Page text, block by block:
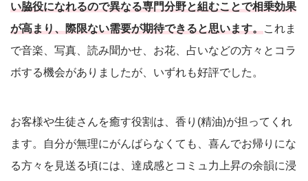
い脇役になれるので異なる専門分野と組むことで相乗効果
が高まり、際限ない需要が期待できると思います。これま
で音楽、写真、読み聞かせ、お花、占いなどの方々とコラ
ボする機会がありましたが、いずれも好評でした。
お客様や生徒さんを癒す役割は、香り(精油)が担ってくれ
ます。自分が無理にがんばらなくても、喜んでお帰りにな
る方々を見送る頃には、達成感とコミュ力上昇の余韻に浸